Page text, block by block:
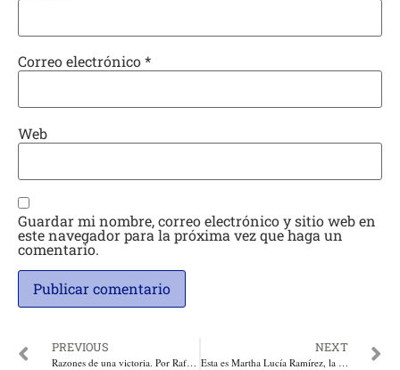
Correo electrónico*
Web
Guardar mi nombre, correo electrónico y sitio web en
este navegador para la próxima vez que haga un
comentario.
PREVIOUS
Razones de una victoria. Por Rafael Nieto Loaiza
NEXT
Esta es Martha Lucía Ramírez, la nueva Vicepresidenta de Colombia